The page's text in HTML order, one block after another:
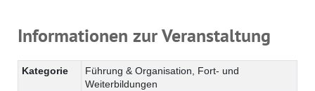
Informationen zur Veranstaltung
Kategorie
Führung & Organisation, Fort- und
Weiterbildungen